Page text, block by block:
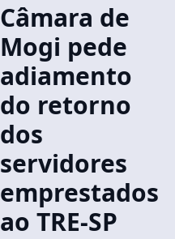
Câmara de
Mogi pede
adiamento
do retorno
dos
servidores
emprestados
ao TRE-SP